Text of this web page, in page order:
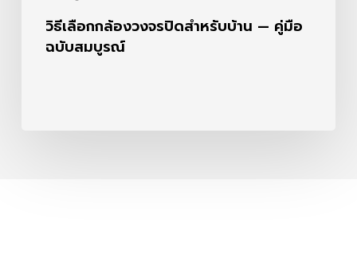
วิธีเลือกกล้องวงจรปิดสำหรับบ้าน — คู่มือ
ฉบับสมบูรณ์